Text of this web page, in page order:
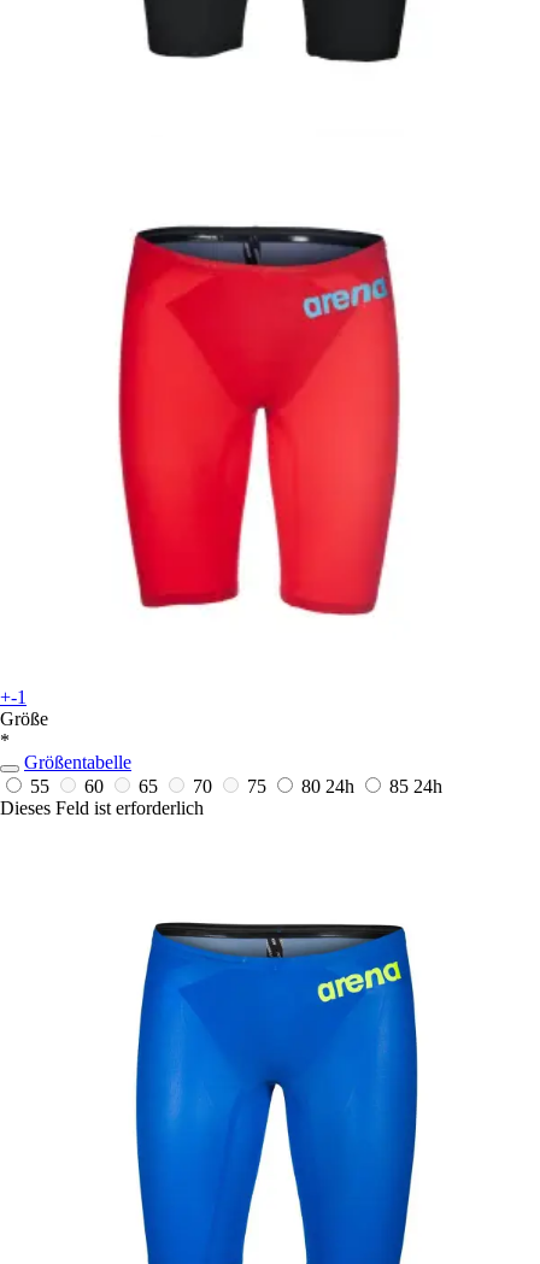
+-1
Größe
*
Größentabelle
55
60 65 70 75 80 24h 85 24h
Dieses Feld ist erforderlich